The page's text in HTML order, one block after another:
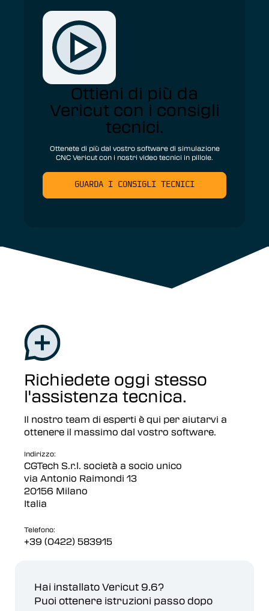
Ottieni di più da
Vericut con i consigli
tecnici.
Ottenete di più dal vostro software di simulazione
CNC Vericut con i nostri video tecnici in pillole.
GUARDA I CONSIGLI TECNICI
Richiedete oggi stesso
l'assistenza tecnica.
Il nostro team di esperti è qui per aiutarvi a
ottenere il massimo dal vostro software.
Indirizzo:
CGTech S.r.l. società a socio unico
via Antonio Raimondi 13
20156 Milano
Italia
Telefono:
+39 (0422) 583915
Hai installato Vericut 9.6?
Puoi ottenere istruzioni passo dopo